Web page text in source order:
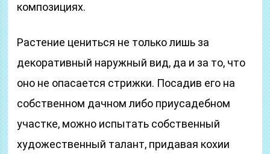
композициях.
Растение цениться не только лишь за
декоративный наружный вид, да и за то, что
оно не опасается стрижки. Посадив его на
собственном дачном либо приусадебном
участке, можно испытать собственный
художественный талант, придавая кохии